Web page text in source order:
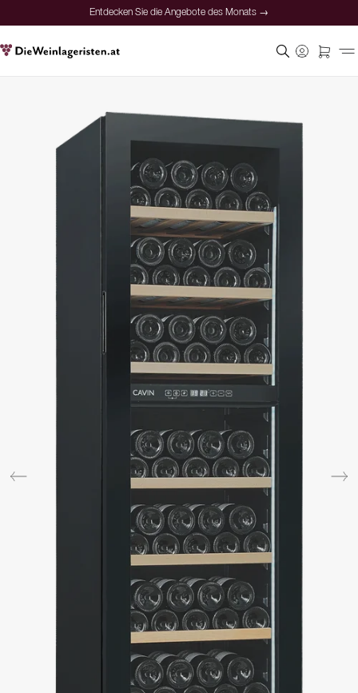
Entdecken Sie die Angebote des Monats →